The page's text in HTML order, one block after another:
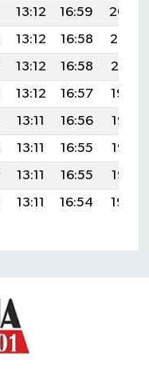
13:12 16:59
20:04
13:12 16:58
20:02
13:12 16:58
20:01
13:12 16:57
19:59
13:11 16:56
19:58
13:11 16:55
19:57
13:11 16:55
19:55
13:11 16:54 19:54